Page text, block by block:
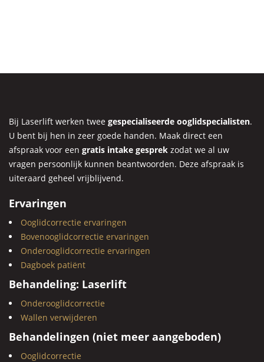
Bij Laserlift werken twee gespecialiseerde ooglidspecialisten.
U bent bij hen in zeer goede handen. Maak direct een
afspraak voor een gratis intake gesprek zodat we al uw
vragen persoonlijk kunnen beantwoorden. Deze afspraak is
uiteraard geheel vrijblijvend.
Ervaringen
Ooglidcorrectie ervaringen
Bovenooglidcorrectie ervaringen
Onderooglidcorrectie ervaringen
Dagboek patiënt
Behandeling: Laserlift
Onderooglidcorrectie
Wallen verwijderen
Behandelingen (niet meer aangeboden)
Ooglidcorrectie